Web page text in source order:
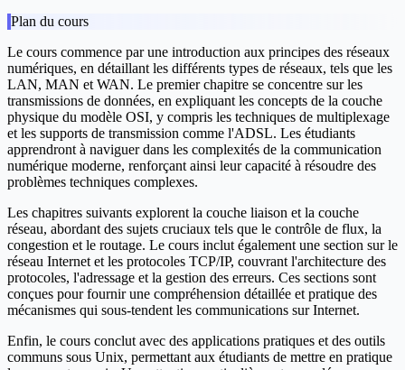
Plan du cours
Le cours commence par une introduction aux principes des réseaux
numériques, en détaillant les différents types de réseaux, tels que les
LAN, MAN et WAN. Le premier chapitre se concentre sur les
transmissions de données, en expliquant les concepts de la couche
physique du modèle OSI, y compris les techniques de multiplexage
et les supports de transmission comme l'ADSL. Les étudiants
apprendront à naviguer dans les complexités de la communication
numérique moderne, renforçant ainsi leur capacité à résoudre des
problèmes techniques complexes.
Les chapitres suivants explorent la couche liaison et la couche
réseau, abordant des sujets cruciaux tels que le contrôle de flux, la
congestion et le routage. Le cours inclut également une section sur le
réseau Internet et les protocoles TCP/IP, couvrant l'architecture des
protocoles, l'adressage et la gestion des erreurs. Ces sections sont
conçues pour fournir une compréhension détaillée et pratique des
mécanismes qui sous-tendent les communications sur Internet.
Enfin, le cours conclut avec des applications pratiques et des outils
communs sous Unix, permettant aux étudiants de mettre en pratique